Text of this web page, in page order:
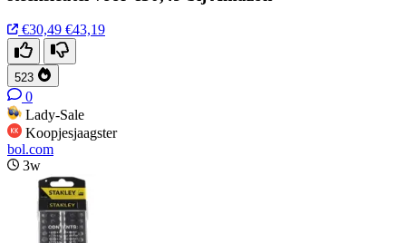
€30,49 €43,19
523
0
Lady-Sale
Koopjesjaagster
bol.com
3w